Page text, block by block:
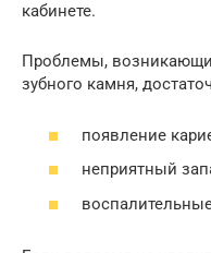
кабинете.
Проблемы,
зубного камня,
появление
неприятный